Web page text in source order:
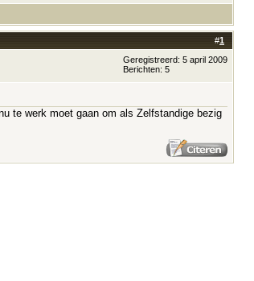
#1
Geregistreerd: 5 april 2009
Berichten: 5
te werk moet gaan om als Zelfstandige bezig